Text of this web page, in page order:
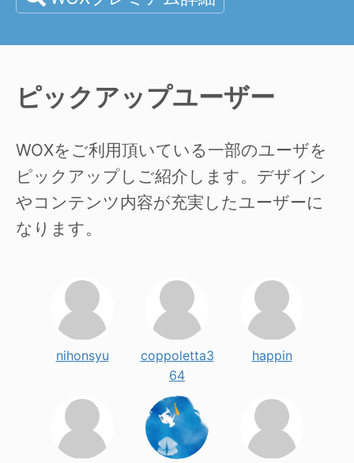
ピックアップユーザー
WOXをご利用頂いている一部のユーザを
ピックアップしご紹介します。デザイン
やコンテンツ内容が充実したユーザーに
なります。
nihonsyu
coppoletta3
64
happin